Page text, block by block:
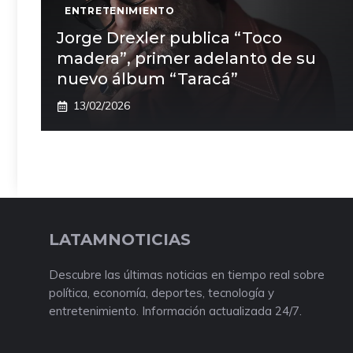
ENTRETENIMIENTO
Jorge Drexler publica “Toco
madera”, primer adelanto de su
nuevo álbum “Taracá”
13/02/2026
LATAMNOTICIAS
Descubre las últimas noticias en tiempo real sobre
política, economía, deportes, tecnología y
entretenimiento. Información actualizada 24/7.